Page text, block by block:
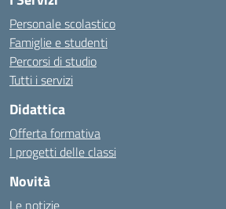
Personale scolastico
Famiglie e studenti
Percorsi di studio
Tutti i servizi
Didattica
Offerta formativa
I progetti delle classi
Novità
Le notizie